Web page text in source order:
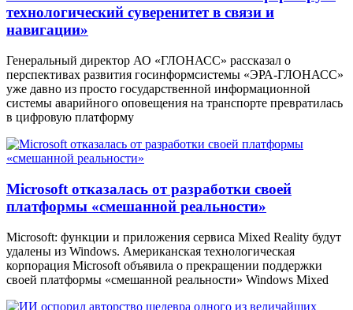
технологический суверенитет в связи и
навигации»
Генеральный директор АО «ГЛОНАСС» рассказал о
перспективах развития госинформсистемы «ЭРА-ГЛОНАСС»
уже давно из просто государственной информационной
системы аварийного оповещения на транспорте превратилась
в цифровую платформу
Microsoft отказалась от разработки своей
платформы «смешанной реальности»
Microsoft: функции и приложения сервиса Mixed Reality будут
удалены из Windows. Американская технологическая
корпорация Microsoft объявила о прекращении поддержки
своей платформы «смешанной реальности» Windows Mixed